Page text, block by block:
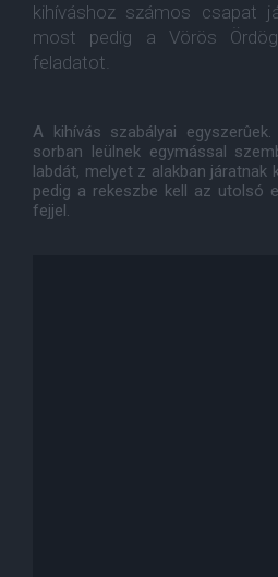
kihíváshoz számos csapat
most pedig a Vörös
feladatot.
A kihívás szabályai
sorban leülnek egymással
labdát, melyet z alakban járatnak
pedig a rekeszbe kell az utolsó
fejjel.